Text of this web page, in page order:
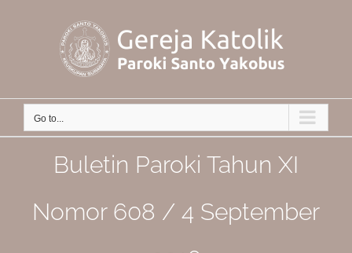
Go to...
Buletin Paroki Tahun XI
Nomor 608 / 4 September